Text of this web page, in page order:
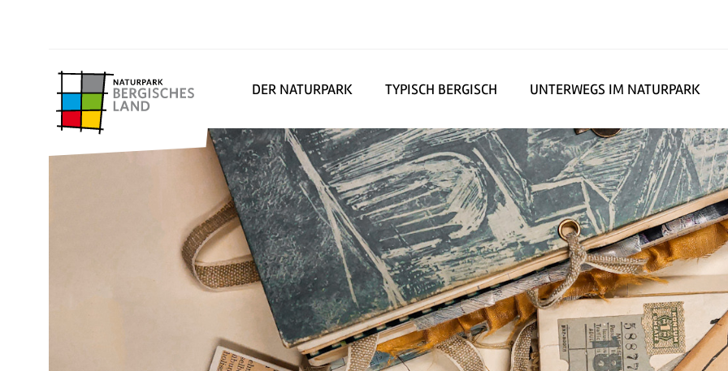
DER NATURPARK TYPISCH BERGISCH UNTERWEGS IM NATURPARK